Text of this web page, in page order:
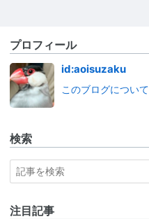
プロフィール
id:aoisuzaku
このブログについて
検索
注目記事